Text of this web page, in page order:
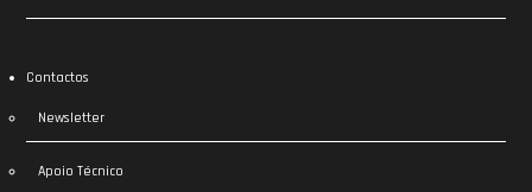
Contactos
Newsletter
Apoio Técnico